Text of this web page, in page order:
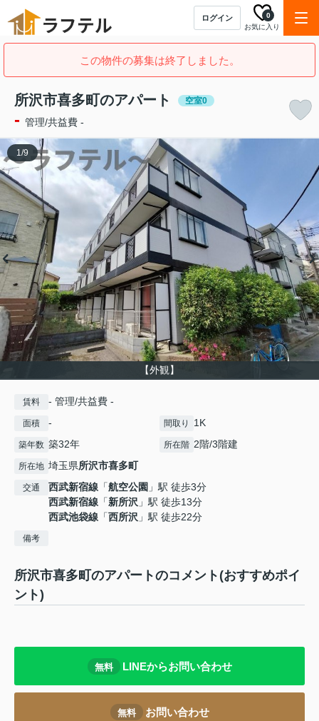
ログイン
お気に入り
0
この物件の募集は終了しました。
所沢市喜多町のアパート 空室0
- 管理/共益費 -
【外観】
1/9
賃料 - 管理/共益費 -
面積 - 間取り 1K
築年数 築32年 所在階 2階/3階建
所在地 埼玉県所沢市喜多町
交通 西武新宿線 「航空公園 」駅 徒歩3分
西武新宿線 「新所沢 」駅 徒歩13分
西武池袋線 「西所沢 」駅 徒歩22分
備考
所沢市喜多町のアパートのコメント(おすすめポイ
ント)
無料 LINEからお問い合わせ
無料 お問い合わせ